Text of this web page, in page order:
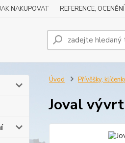
NAKUPOVAT REFERENCE, OCENĚNÍ
Úvod Přívěšky,
Joval